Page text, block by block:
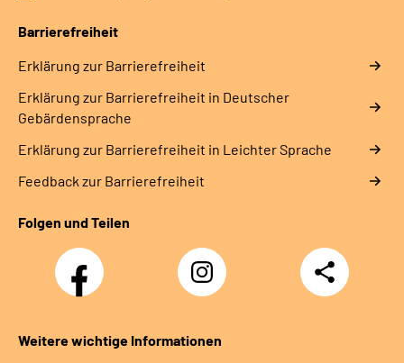
Barrierefreiheit
Erklärung zur Barrierefreiheit
Erklärung zur Barrierefreiheit in Deutscher
Gebärdensprache
Erklärung zur Barrierefreiheit in Leichter Sprache
Feedback zur Barrierefreiheit
Folgen und Teilen
Facebook Instagram
Teilen
Weitere wichtige Informationen